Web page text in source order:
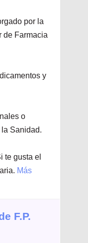
por la
de Farmacia
y
o
Sanidad.
te gusta el
Más
F.P.